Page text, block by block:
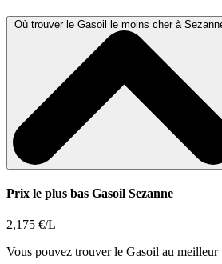
Où trouver le Gasoil le moins cher à
Prix le plus bas Gasoil Sezanne
2,175 €/L
Vous pouvez trouver le Gasoil au meilleur